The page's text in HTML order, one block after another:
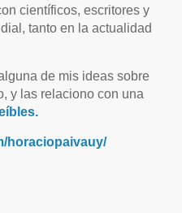
científicos, escritores y
tanto en la actualidad
de mis ideas sobre
y las relaciono con una
horaciopaivauy/